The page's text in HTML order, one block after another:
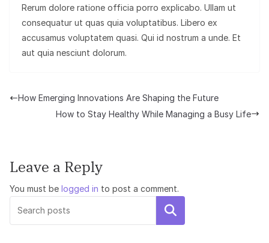
Rerum dolore ratione officia porro explicabo. Ullam ut
consequatur ut quas quia voluptatibus. Libero ex
accusamus voluptatem quasi. Qui id nostrum a unde. Et
aut quia nesciunt dolorum.
How Emerging Innovations Are Shaping the Future
How to Stay Healthy While Managing a Busy Life
Leave a Reply
You must be logged in to post a comment.
Search